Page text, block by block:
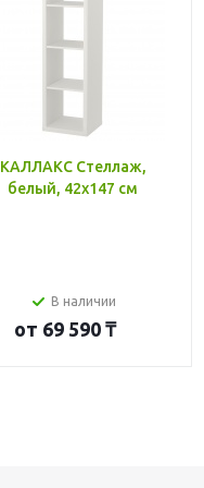
КАЛЛАКС Стеллаж,
белый, 42x147 см
В наличии
от 69 590 ₸